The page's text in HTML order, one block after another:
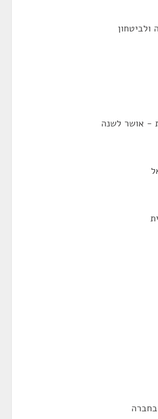
ולביטחון
- אושר לשנה